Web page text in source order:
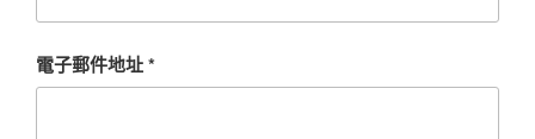
電子郵件地址*